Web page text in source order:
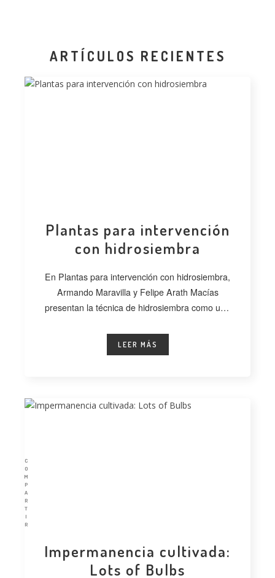
C
O
M
P
A
R
T
I
R
ARTÍCULOS RECIENTES
Plantas para intervención
con hidrosiembra
En Plantas para intervención con hidrosiembra,
Armando Maravilla y Felipe Arath Macías
presentan la técnica de hidrosiembra como una
LEER MÁS
Impermanencia cultivada:
Lots of Bulbs